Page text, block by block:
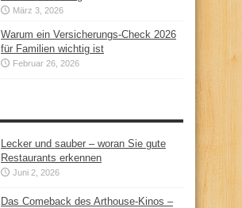
März 3, 2026
Warum ein Versicherungs-Check 2026
für Familien wichtig ist
Februar 26, 2026
Lecker und sauber – woran Sie gute
Restaurants erkennen
Juni 2, 2026
Das Comeback des Arthouse-Kinos –